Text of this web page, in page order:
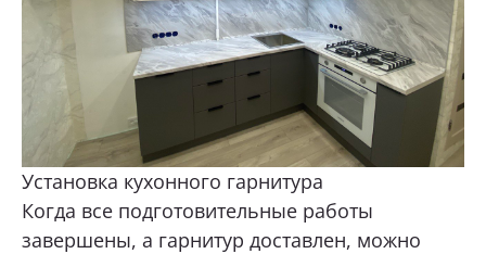
Установка кухонного гарнитура
Когда все подготовительные работы
завершены, а гарнитур доставлен, можно